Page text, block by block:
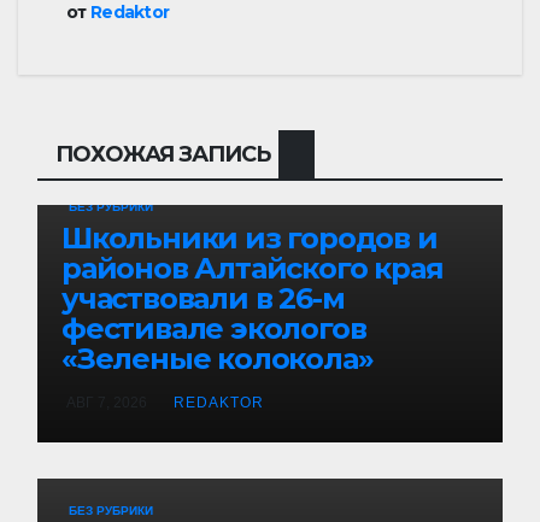
от Redaktor
ПОХОЖАЯ ЗАПИСЬ
БЕЗ РУБРИКИ
Школьники из городов и
районов Алтайского края
участвовали в 26-м
фестивале экологов
«Зеленые колокола»
REDAKTOR
БЕЗ РУБРИКИ